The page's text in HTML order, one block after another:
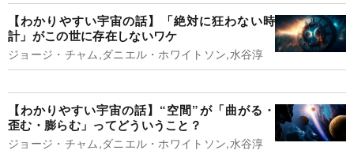
【わかりやすい宇宙の話】「絶対に狂わない時
計」がこの世に存在しないワケ
ジョージ・チャム,ダニエル・ホワイトソン,水谷淳
【わかりやすい宇宙の話】“空間”が「曲がる・
歪む・膨らむ」ってどういうこと？
ジョージ・チャム,ダニエル・ホワイトソン,水谷淳